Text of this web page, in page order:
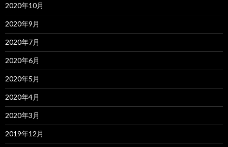
2020年10月
2020年9月
2020年7月
2020年6月
2020年5月
2020年4月
2020年3月
2019年12月